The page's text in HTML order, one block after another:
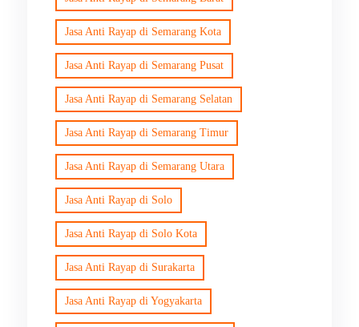
Jasa Anti Rayap di Semarang Kota
Jasa Anti Rayap di Semarang Pusat
Jasa Anti Rayap di Semarang Selatan
Jasa Anti Rayap di Semarang Timur
Jasa Anti Rayap di Semarang Utara
Jasa Anti Rayap di Solo
Jasa Anti Rayap di Solo Kota
Jasa Anti Rayap di Surakarta
Jasa Anti Rayap di Yogyakarta